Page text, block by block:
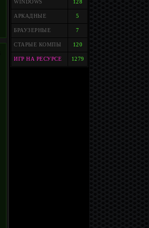
WINDOWS 128
АРКАДНЫЕ 5
БРАУЗЕРНЫЕ 7
СТАРЫЕ КОМПЫ 120
ИГР НА РЕСУРСЕ 1279